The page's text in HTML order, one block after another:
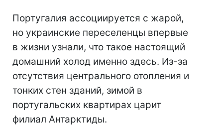
Португалия ассоциируется с жарой,
но украинские переселенцы впервые
в жизни узнали, что такое настоящий
домашний холод именно здесь. Из-за
отсутствия центрального отопления и
тонких стен зданий, зимой в
португальских квартирах царит
филиал Антарктиды.